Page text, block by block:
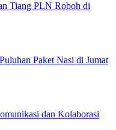
Tiang PLN Roboh di
Paket Nasi di Jumat
dan Kolaborasi